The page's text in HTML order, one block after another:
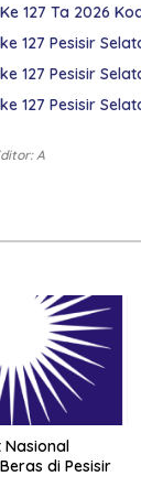
127 Ta 2026
127 Pesisir
127 Pesisir
127 Pesisir
A
di Pesisir